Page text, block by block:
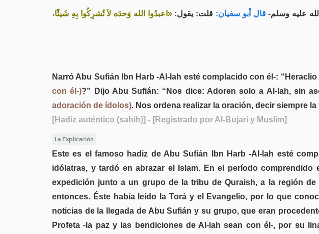
عليه وسلم-قال أبو سفيان: قلت: يقول:«اعبدُوا الله وَحدَه لاَ تُشرِكُوا بِهِ شَيئًا،
Narró Abu Sufián Ibn Harb -Al-lah esté complacido con él-:
con él-)?” Dijo Abu Sufián: “Nos dice: Adoren solo a Al-lah, sin
adoración de ídolos). Nos ordena realizar la oración, decir siempre
[Hadiz auténtico (sahih)] - [Registrado por Al-Bujari y Muslim]
La Explicación
Este es el famoso hadiz de Abu Sufián Ibn Harb -Al-lah esté
idólatras, y tardó en abrazar el Islam. En el período
expedición junto a un grupo de la tribu de Quraish, a la región
entonces. Éste había leído la Torá y el Evangelio, por lo que
noticias de la llegada de Abu Sufián y su grupo, que eran
Profeta -la paz y las bendiciones de Al-lah sean con él-, por su